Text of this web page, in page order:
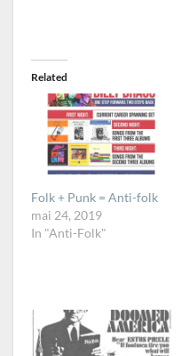
Related
Folk + Punk = Anti-folk
mai 24, 2019
In "Anti-Folk"